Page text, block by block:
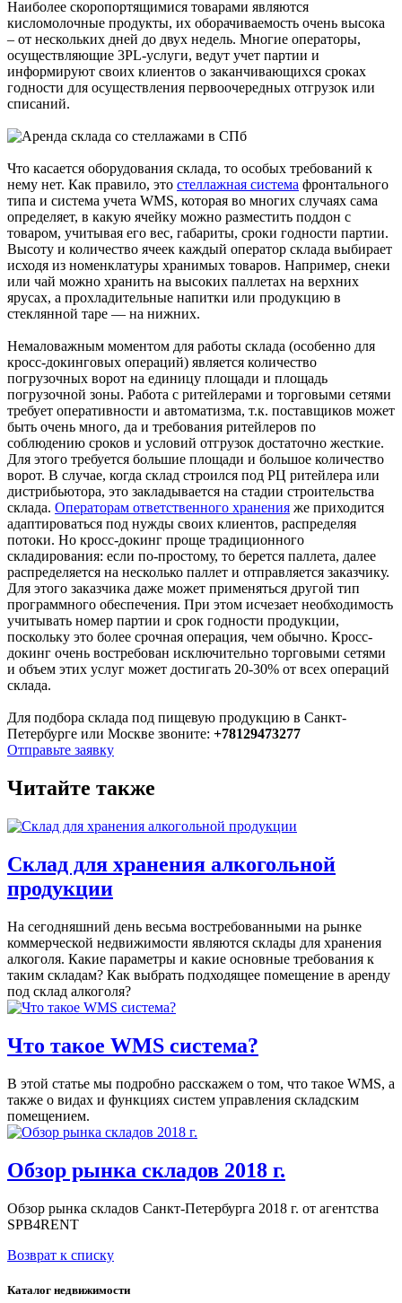
Наиболее скоропортящимися товарами являются
кисломолочные продукты, их оборачиваемость очень высока
– от нескольких дней до двух недель. Многие операторы,
осуществляющие 3PL-услуги, ведут учет партии и
информируют своих клиентов о заканчивающихся сроках
годности для осуществления первоочередных отгрузок или
списаний.
Что касается оборудования склада, то особых требований к
нему нет. Как правило, это стеллажная система фронтального
типа и система учета WMS, которая во многих случаях сама
определяет, в какую ячейку можно разместить поддон с
товаром, учитывая его вес, габариты, сроки годности партии.
Высоту и количество ячеек каждый оператор склада выбирает
исходя из номенклатуры хранимых товаров. Например, снеки
или чай можно хранить на высоких паллетах на верхних
ярусах, а прохладительные напитки или продукцию в
стеклянной таре — на нижних.
Немаловажным моментом для работы склада (особенно для
кросс-докинговых операций) является количество
погрузочных ворот на единицу площади и площадь
погрузочной зоны. Работа с ритейлерами и торговыми сетями
требует оперативности и автоматизма, т.к. поставщиков может
быть очень много, да и требования ритейлеров по
соблюдению сроков и условий отгрузок достаточно жесткие.
Для этого требуется большие площади и большое количество
ворот. В случае, когда склад строился под РЦ ритейлера или
дистрибьютора, это закладывается на стадии строительства
склада. Операторам ответственного хранения же приходится
адаптироваться под нужды своих клиентов, распределяя
потоки. Но кросс-докинг проще традиционного
складирования: если по-простому, то берется паллета, далее
распределяется на несколько паллет и отправляется заказчику.
Для этого заказчика даже может применяться другой тип
программного обеспечения. При этом исчезает необходимость
учитывать номер партии и срок годности продукции,
поскольку это более срочная операция, чем обычно. Кросс-
докинг очень востребован исключительно торговыми сетями
и объем этих услуг может достигать 20-30% от всех операций
склада.
Для подбора склада под пищевую продукцию в Санкт-
Петербурге или Москве звоните: +78129473277
Отправьте заявку
Читайте также
Склад для хранения алкогольной
продукции
На сегодняшний день весьма востребованными на рынке
коммерческой недвижимости являются склады для хранения
алкоголя. Какие параметры и какие основные требования к
таким складам? Как выбрать подходящее помещение в аренду
под склад алкоголя?
Что такое WMS система?
В этой статье мы подробно расскажем о том, что такое WMS, а
также о видах и функциях систем управления складским
помещением.
Обзор рынка складов 2018 г.
Обзор рынка складов Санкт-Петербурга 2018 г. от агентства
SPB4RENT
Возврат к списку
Каталог недвижимости